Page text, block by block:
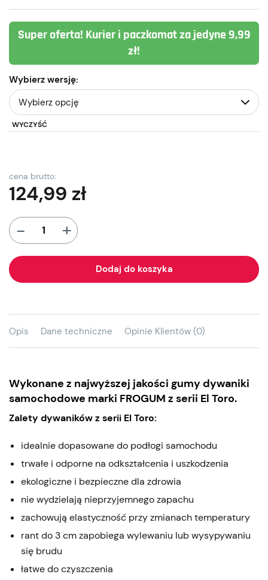
Super oferta! Kurier i paczkomat za jedyne 9,99
zł!
Wybierz wersję:
WYCZYŚĆ
cena brutto:
124,99 zł
- +
Dodaj do koszyka
Opis Dane techniczne Opinie Klientów (0)
Wykonane z najwyższej jakości gumy dywaniki
samochodowe marki FROGUM z serii El Toro.
Zalety dywaników z serii El Toro:
idealnie dopasowane do podłogi samochodu
trwałe i odporne na odkształcenia i uszkodzenia
ekologiczne i bezpieczne dla zdrowia
nie wydzielają nieprzyjemnego zapachu
zachowują elastyczność przy zmianach temperatury
rant do 3 cm zapobiega wylewaniu lub wysypywaniu
się brudu
łatwe do czyszczenia